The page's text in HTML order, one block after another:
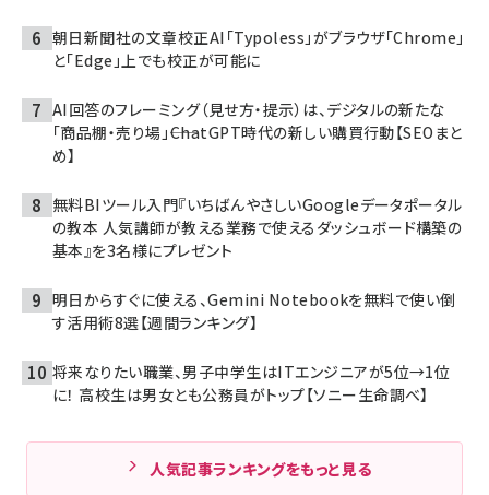
朝日新聞社の文章校正AI「Typoless」がブラウザ「Chrome」
と「Edge」上でも校正が可能に
AI回答のフレーミング（見せ方・提示）は、デジタルの新たな
「商品棚・売り場」――ChatGPT時代の新しい購買行動【SEOまと
め】
無料BIツール入門『いちばんやさしいGoogleデータポータル
の教本 人気講師が教える業務で使えるダッシュボード構築の
基本』を3名様にプレゼント
明日からすぐに使える、Gemini Notebookを無料で使い倒
す活用術8選【週間ランキング】
将来なりたい職業、男子中学生はITエンジニアが5位→1位
に！ 高校生は男女とも公務員がトップ【ソニー生命調べ】
人気記事ランキングをもっと見る